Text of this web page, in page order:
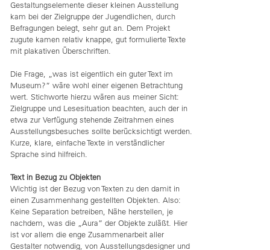
Gestaltungselemente dieser kleinen Ausstellung
kam bei der Zielgruppe der Jugendlichen, durch
Befragungen belegt, sehr gut an. Dem Projekt
zugute kamen relativ knappe, gut formulierte Texte
mit plakativen Überschriften.
Die Frage, „was ist eigentlich ein guter Text im
Museum?” wäre wohl einer eigenen Betrachtung
wert. Stichworte hierzu wären aus meiner Sicht:
Zielgruppe und Lesesituation beachten, auch der in
etwa zur Verfügung stehende Zeitrahmen eines
Ausstellungsbesuches sollte berücksichtigt werden.
Kurze, klare, einfache Texte in verständlicher
Sprache sind hilfreich.
Text in Bezug zu Objekten
Wichtig ist der Bezug von Texten zu den damit in
einen Zusammenhang gestellten Objekten. Also:
Keine Separation betreiben, Nähe herstellen, je
nachdem, was die „Aura” der Objekte zuläßt. Hier
ist vor allem die enge Zusammenarbeit aller
Gestalter notwendig, von Ausstellungsdesigner und